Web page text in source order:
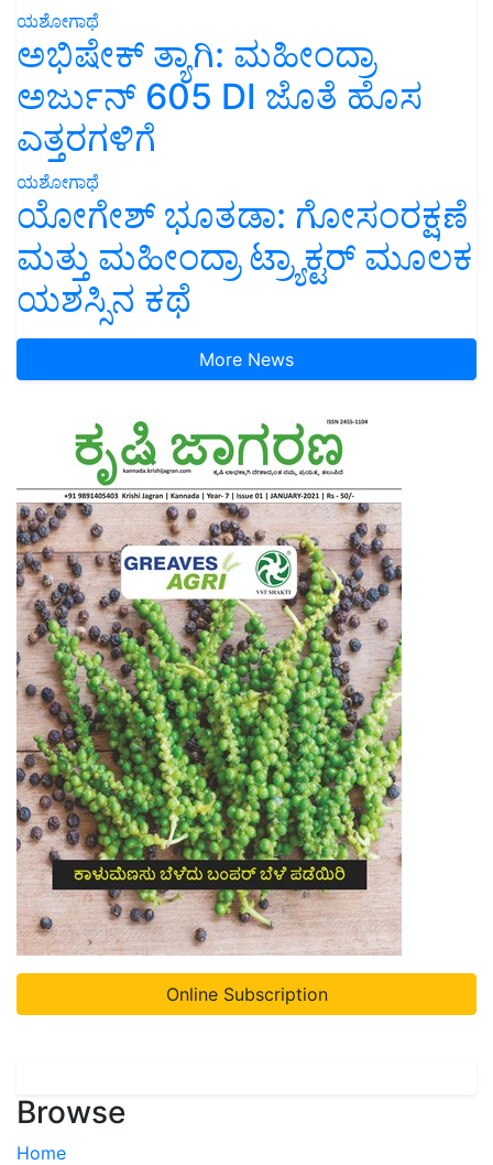
ಯಶೋಗಾಥೆ
ಅಭಿಷೇಕ್ ತ್ಯಾಗಿ: ಮಹೀಂದ್ರಾ
ಅರ್ಜುನ್ 605 DI ಜೊತೆ ಹೊಸ
ಎತ್ತರಗಳಿಗೆ
ಯಶೋಗಾಥೆ
ಯೋಗೇಶ್ ಭೂತಡಾ: ಗೋಸಂರಕ್ಷಣೆ
ಮತ್ತು ಮಹೀಂದ್ರಾ ಟ್ರ್ಯಾಕ್ಟರ್ ಮೂಲಕ
ಯಶಸ್ಸಿನ ಕಥೆ
More News
Online Subscription
Browse
Home